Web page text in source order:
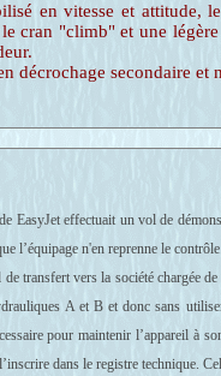
en vitesse et attitude,
cran "climb" et une
décrochage secondaire et
EasyJet effectuait un vol de
l’équipage n'en reprenne le
transfert vers la société chargée
A et B et donc sans
pour maintenir l’appareil à
dans le registre technique.